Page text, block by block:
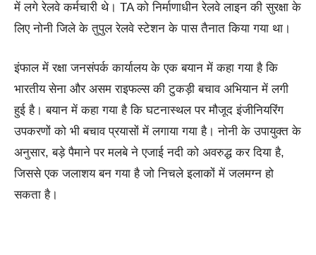
में लगे रेलवे कर्मचारी थे। TA को निर्माणाधीन रेलवे लाइन की सुरक्षा के
लिए नोनी जिले के तुपुल रेलवे स्टेशन के पास तैनात किया गया था।
इंफाल में रक्षा जनसंपर्क कार्यालय के एक बयान में कहा गया है कि
भारतीय सेना और असम राइफल्स की टुकड़ी बचाव अभियान में लगी
हुई है। बयान में कहा गया है कि घटनास्थल पर मौजूद इंजीनियरिंग
उपकरणों को भी बचाव प्रयासों में लगाया गया है। नोनी के उपायुक्त के
अनुसार, बड़े पैमाने पर मलबे ने एजाई नदी को अवरुद्ध कर दिया है,
जिससे एक जलाशय बन गया है जो निचले इलाकों में जलमग्न हो
सकता है।